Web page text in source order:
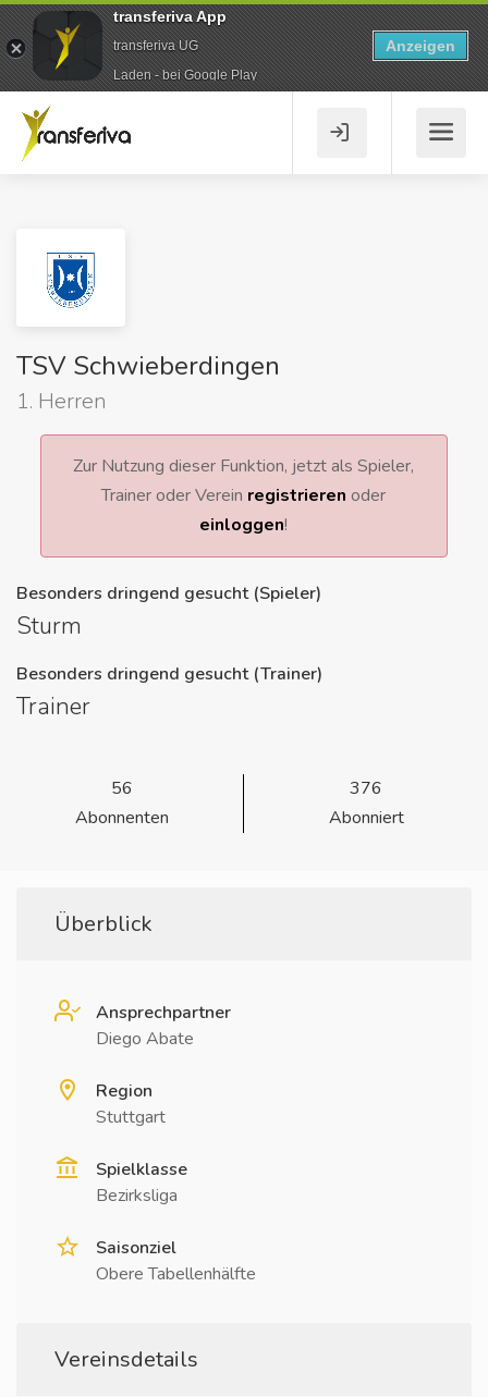
TSV Schwieberdingen
1. Herren
Zur Nutzung dieser Funktion, jetzt als Spieler,
Trainer oder Verein registrieren oder
einloggen!
Besonders dringend gesucht (Spieler)
Sturm
Besonders dringend gesucht (Trainer)
Trainer
56
Abonnenten
376
Abonniert
Überblick
Ansprechpartner
Diego Abate
Region
Stuttgart
Spielklasse
Bezirksliga
Saisonziel
Obere Tabellenhälfte
Vereinsdetails
transferiva App
transferiva UG
Laden - bei Google Play
Anzeigen